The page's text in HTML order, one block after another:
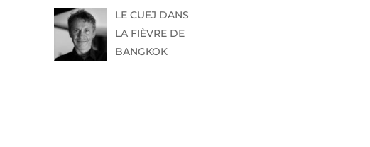
LE CUEJ DANS
LA FIÈVRE DE
BANGKOK